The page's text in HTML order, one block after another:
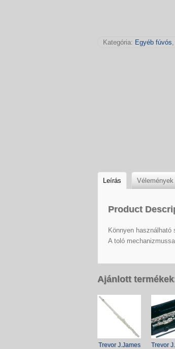
Kategória: Egyéb fúvós,
Leírás Vélemények
Product
Könnyen használható
A toló
Ajánlott
Trevor J.James
Trevor